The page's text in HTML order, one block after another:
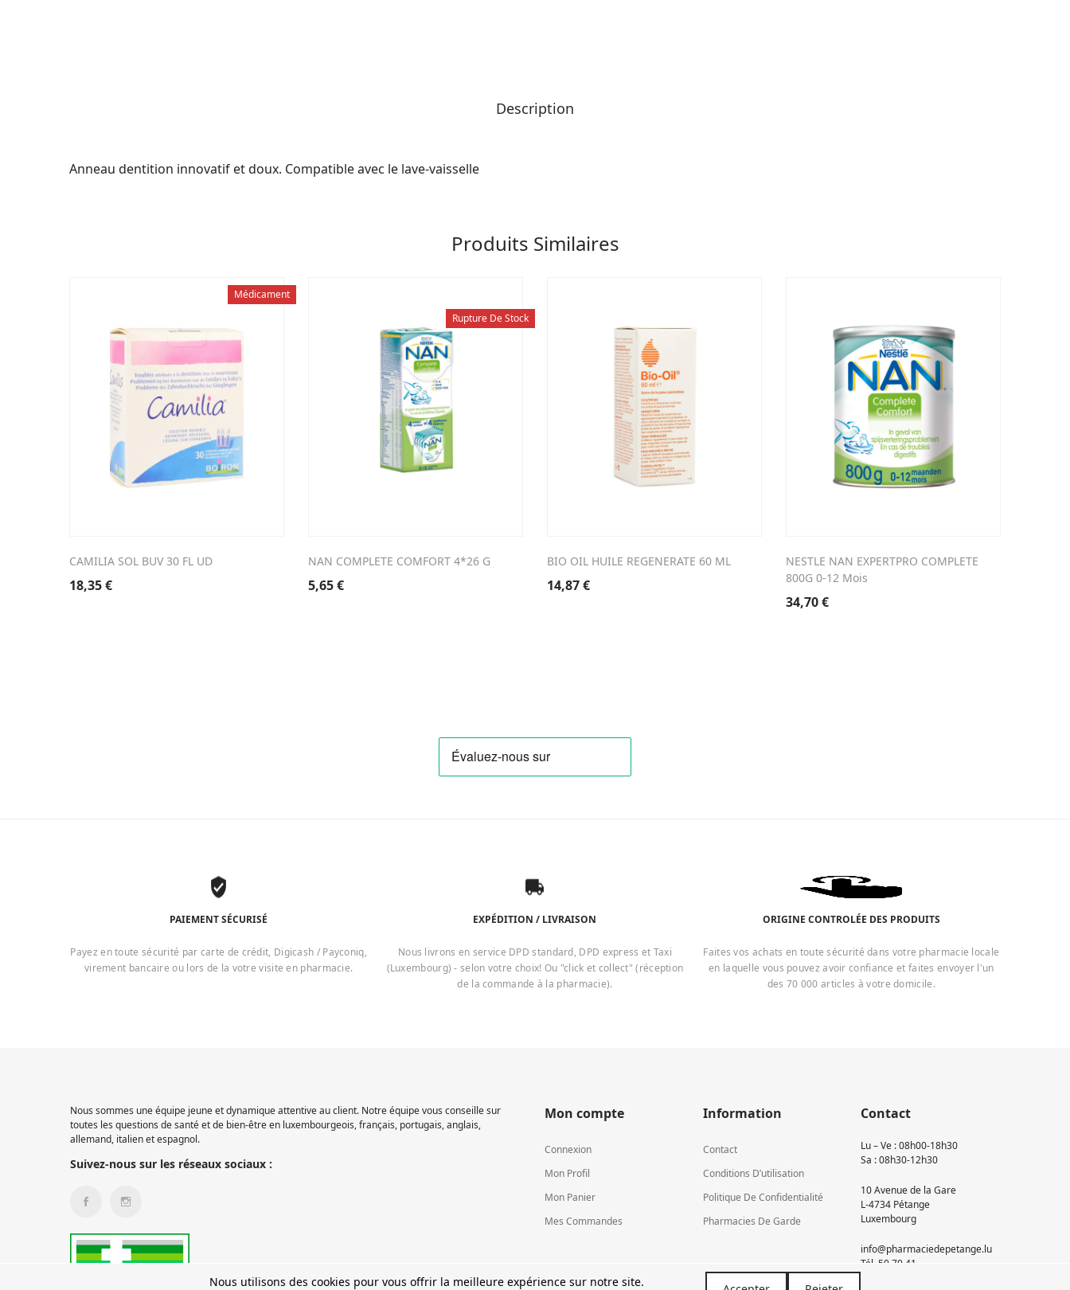
Description
Anneau dentition innovatif et doux. Compatible avec le lave-vaisselle
Produits Similaires
Médicament
CAMILIA SOL BUV 30 FL UD
18,35€
Rupture De Stock
NAN COMPLETE COMFORT 4*26 G
5,65€
BIO OIL HUILE REGENERATE 60 ML
14,87€
NESTLE NAN EXPERTPRO COMPLETE
800G 0-12 Mois
34,70€
PAIEMENT SÉCURISÉ
Payez en toute sécurité par carte de crédit, Digicash / Payconiq,
virement bancaire ou lors de la votre visite en pharmacie.
EXPÉDITION / LIVRAISON
Nous livrons en service DPD standard, DPD express et Taxi
(Luxembourg) - selon votre choix! Ou "click et collect" (réception
de la commande à la pharmacie).
ORIGINE CONTROLÉE DES PRODUITS
Faites vos achats en toute sécurité dans votre pharmacie locale
en laquelle vous pouvez avoir confiance et faites envoyer l'un
des 70 000 articles à votre domicile.
Nous sommes une équipe jeune et dynamique attentive au client. Notre équipe vous conseille sur
toutes les questions de santé et de bien-être en luxembourgeois, français, portugais, anglais,
allemand, italien et espagnol.
Suivez-nous sur les réseaux sociaux :
Mon compte
Connexion
Mon Profil
Mon Panier
Mes Commandes
Information
Contact
Conditions D’utilisation
Politique De Confidentialité
Pharmacies De Garde
Contact
Lu – Ve : 08h00-18h30
Sa : 08h30-12h30
10 Avenue de la Gare
L-4734 Pétange
Luxembourg
info@pharmaciedepetange.lu
Tél. 50 70 41
Nous utilisons des cookies pour vous offrir la meilleure expérience sur notre site.